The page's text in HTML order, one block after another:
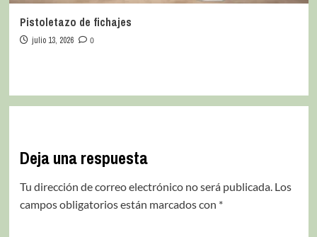
Pistoletazo de fichajes
julio 13, 2026 0
Deja una respuesta
Tu dirección de correo electrónico no será publicada. Los
campos obligatorios están marcados con *